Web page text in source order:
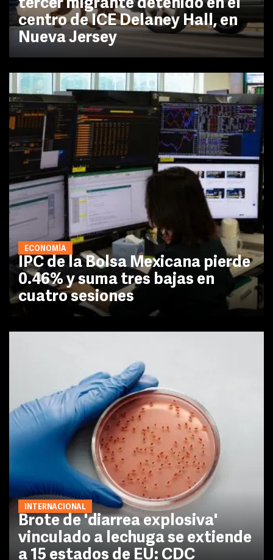
tercer migrante detenido en el
centro de ICE Delaney Hall, en
Nueva Jersey
ECONOMÍA
IPC de la Bolsa Mexicana pierde
0.46% y suma tres bajas en
cuatro sesiones
INTERNACIONAL
Brote de 'diarrea explosiva'
vinculado a lechuga se extiende
a 15 estados de EU: CDC